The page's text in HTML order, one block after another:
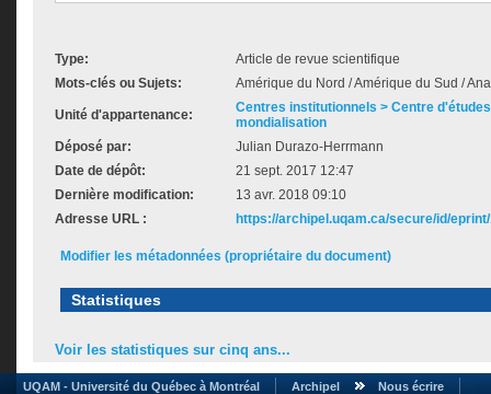
Type:
Article de revue scientifique
Mots-clés ou Sujets:
Amérique du Nord / Amérique du Sud /
Unité d'appartenance:
Centres institutionnels > Centre
mondialisation
Déposé par:
Julian Durazo-Herrmann
Date de dépôt:
21 sept. 2017 12:47
Dernière modification:
13 avr. 2018 09:10
Adresse URL :
https://archipel.uqam.ca/secure/id/
Modifier les métadonnées (propriétaire du document)
Statistiques
Voir les statistiques sur cinq ans...
UQAM - Université du Québec à Montréal Archipel Nous écrire